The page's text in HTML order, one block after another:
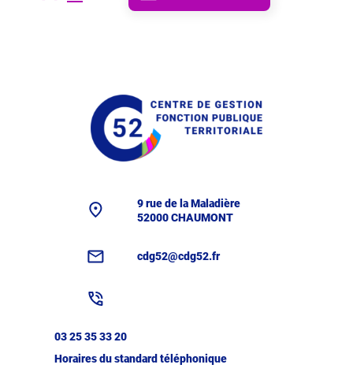
9 rue de la Maladière
52000 CHAUMONT
cdg52@cdg52.fr
03 25 35 33 20
Horaires du standard téléphonique